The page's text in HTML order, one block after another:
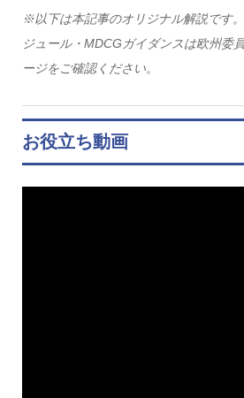
※以下は本記事のオリジナル解説です
ジュール・MDCGガイダンスは欧州委
ージをご確認ください。
お役立ち動画